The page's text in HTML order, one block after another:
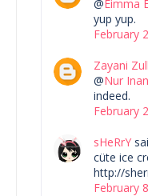
@Eimma
yup yup.
February
Zayani
@Nur
indeed.
February
sHeRrY
cüte ice
http://
February